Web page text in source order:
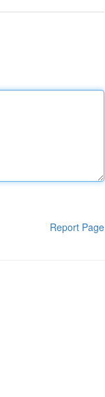
Report Page